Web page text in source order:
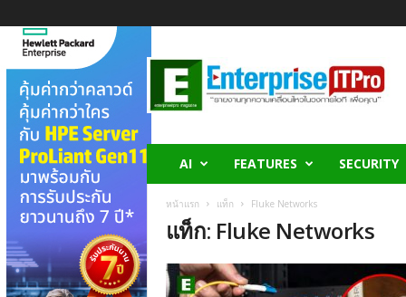
n
T
P
r
AI FEATURES SECURITY
หน้าแรก แท็ก Fluke Networks
แท็ก: Fluke Networks